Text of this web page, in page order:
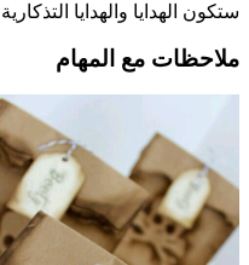
ستكون الهدايا والهدايا
ملاحظات مع المهام